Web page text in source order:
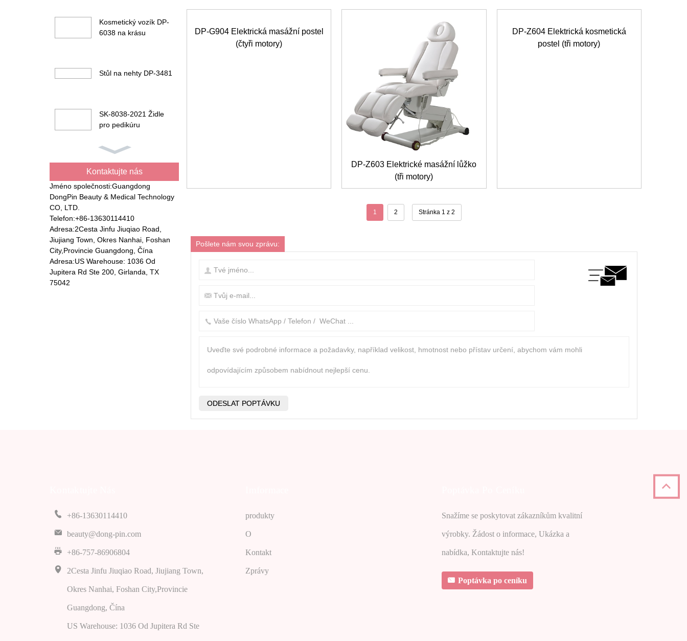
Kosmetický vozík DP-
6038 na krásu
Stůl na nehty DP-3481
SK-8038-2021 Židle
pro pedikúru
bed
kosmetická postel
Masážní křeslo DP-
5801
Kontaktujte nás
Jméno společnosti:Guangdong
DongPin Beauty & Medical Technology
CO, LTD.
Telefon:+86-13630114410
Adresa:2Cesta Jinfu Jiuqiao Road,
Jiujiang Town, Okres Nanhai, Foshan
City,Provincie Guangdong, Čína
Adresa:US Warehouse: 1036 Od
Jupitera Rd Ste 200, Girlanda, TX
75042
DP-G904 Elektrická masážní postel
(čtyři motory)
DP-Z603 Elektrické masážní lůžko
(tři motory)
DP-Z604 Elektrická kosmetická
postel (tři motory)
1 2 Stránka 1 z 2
Pošlete nám svou zprávu:
+86-13630114410
beauty@dong-pin.com
+86-757-86906804
2Cesta Jinfu Jiuqiao Road, Jiujiang Town,
Okres Nanhai, Foshan City,Provincie
Guangdong, Čína
US Warehouse: 1036 Od Jupitera Rd Ste
produkty
O
Kontakt
Zprávy
Snažíme se poskytovat zákazníkům kvalitní
výrobky. Žádost o informace, Ukázka a
nabídka, Kontaktujte nás!
Poptávka po ceníku